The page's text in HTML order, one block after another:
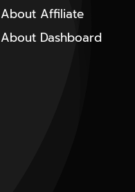
About Affiliate
About Dashboard